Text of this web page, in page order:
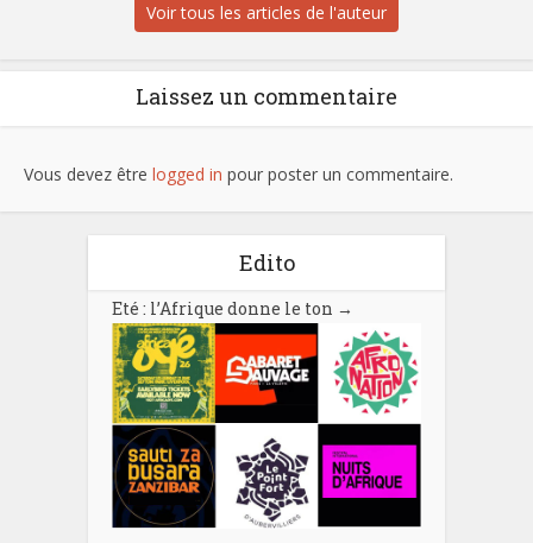
Voir tous les articles de l'auteur
Laissez un commentaire
Vous devez être logged in pour poster un commentaire.
Edito
Eté : l’Afrique donne le ton →